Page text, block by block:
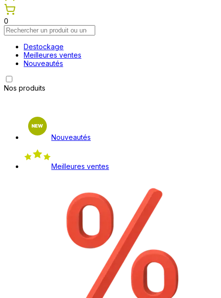
0
Destockage
Meilleures ventes
Nouveautés
Nos produits
Nouveautés
Meilleures ventes